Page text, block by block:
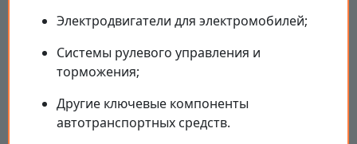
Электродвигатели для электромобилей;
Системы рулевого управления и
торможения;
Другие ключевые компоненты
автотранспортных средств.